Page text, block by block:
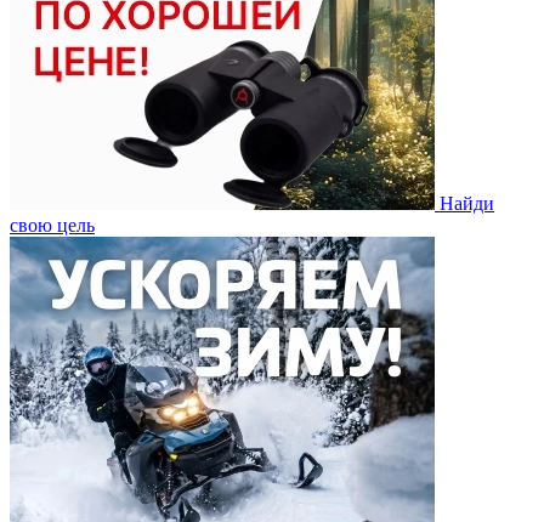
Найди
свою цель